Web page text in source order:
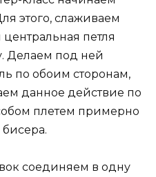
этого, слаживаем
петля
Делаем под ней
по обоим сторонам,
данное действие по
плетем примерно
бисера.
соединяем в одну